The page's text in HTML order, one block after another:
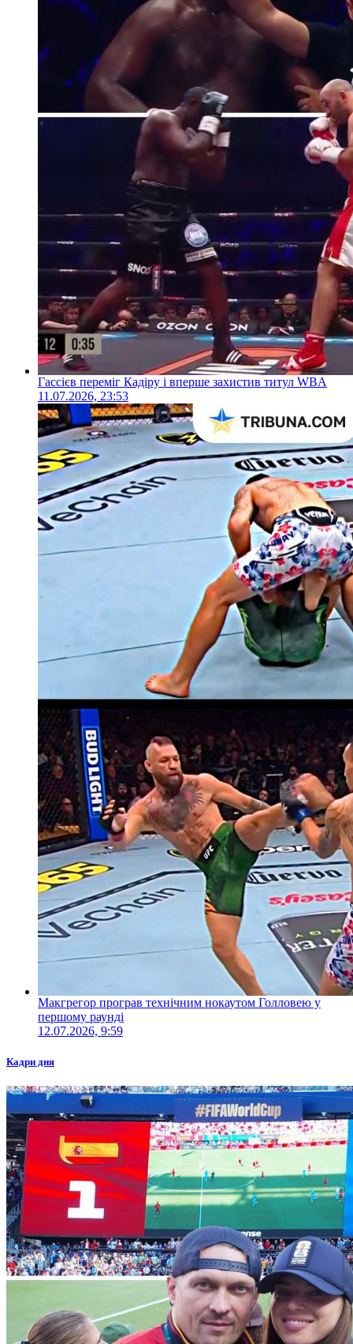
Гассієв переміг Кадіру і вперше захистив титул WBA
11.07.2026, 23:53
Макгрегор програв технічним нокаутом Голловею у
першому раунді
12.07.2026, 9:59
Кадри дня